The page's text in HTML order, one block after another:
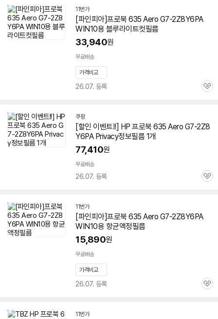
11번가
[파인피아]프로북 635 Aero G7-2Z8Y6PA
WIN10용 블루라이트컷필름
33,940원
무료배송
가격비교
26.07. 등록
관
쿠팡
[할인 이벤트!!] HP 프로북 635 Aero G7-2Z8
Y6PAPrivacy정보필름 1개
77,410원
무료배송
26.07. 등록
관
11번가
[파인피아]프로북 635 Aero G7-2Z8Y6PA
WIN10용 항균액정필름
15,890원
무료배송
가격비교
26.07. 등록
관
11번가